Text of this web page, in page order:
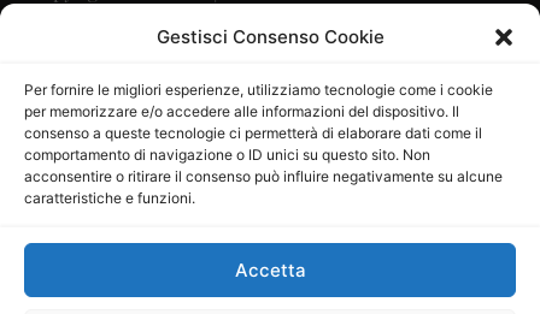
Gestisci Consenso Cookie
Per fornire le migliori esperienze, utilizziamo tecnologie come i cookie
per memorizzare e/o accedere alle informazioni del dispositivo. Il
consenso a queste tecnologie ci permetterà di elaborare dati come il
comportamento di navigazione o ID unici su questo sito. Non
acconsentire o ritirare il consenso può influire negativamente su alcune
caratteristiche e funzioni.
Accetta
29/09/2015
Direttore Editoriale: Maurizio Scaglione
Direttore Responsabile: Maria Calabrese
P.IVA: 06334930820
Mercurio Comunicazione Società Cooperativa a r.l. è